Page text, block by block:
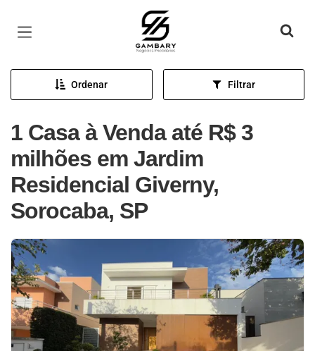
Página inicial
Ordenar Filtrar
1 Casa à Venda até R$ 3
milhões em Jardim
Residencial Giverny,
Sorocaba, SP